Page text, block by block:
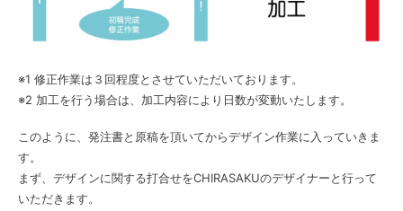
※1 修正作業は３回程度とさせていただいております。
※2 加工を行う場合は、加工内容により日数が変動いたします。
このように、発注書と原稿を頂いてからデザイン作業に入っていきま
す。
まず、デザインに関する打合せをCHIRASAKUのデザイナーと行って
いただきます。